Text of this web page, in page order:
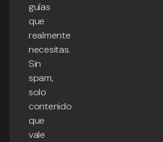
guías
que
realmente
necesitas.
Sin
spam,
solo
contenido
que
vale